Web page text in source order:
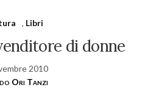
, Libri
di donne
2010
Ori Tanzi